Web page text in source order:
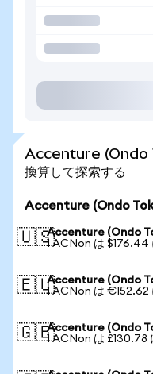
Accenture (Ondo
換算して探索する
Accenture (Ondo
🇺🇸Accenture (Ondo
1 ACNon は $176.44
🇪🇺Accenture (Ondo
1 ACNon は €152.62
🇬🇧Accenture (Ondo
1 ACNon は £130.78